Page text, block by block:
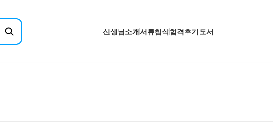
선생님소개서류첨삭합격후기 도서